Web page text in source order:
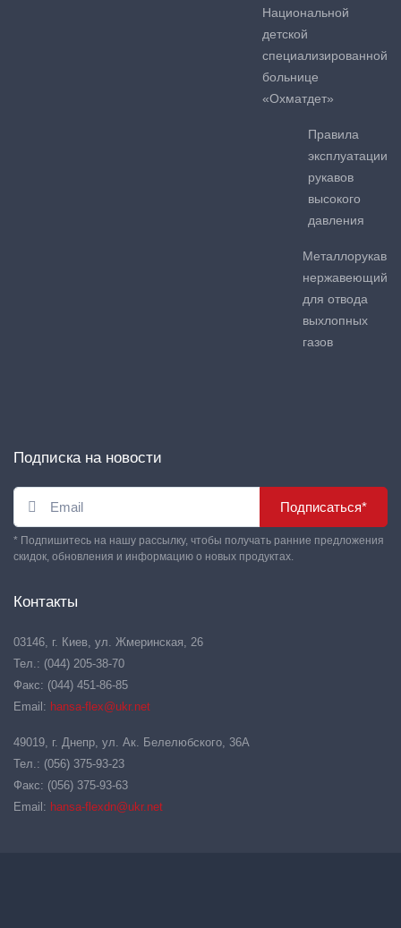
Национальной
детской
специализированной
больнице
«Охматдет»
Правила
эксплуатации
рукавов
высокого
давления
Металлорукав
нержавеющий
для отвода
выхлопных
газов
Подписка на новости
Подписаться*
* Подпишитесь на нашу рассылку, чтобы получать ранние предложения
скидок, обновления и информацию о новых продуктах.
Контакты
03146, г. Киев, ул. Жмеринская, 26
Тел.: (044) 205-38-70
Факс: (044) 451-86-85
Email: hansa-flex@ukr.net
49019, г. Днепр, ул. Ак. Белелюбского, 36А
Тел.: (056) 375-93-23
Факс: (056) 375-93-63
Email: hansa-flexdn@ukr.net